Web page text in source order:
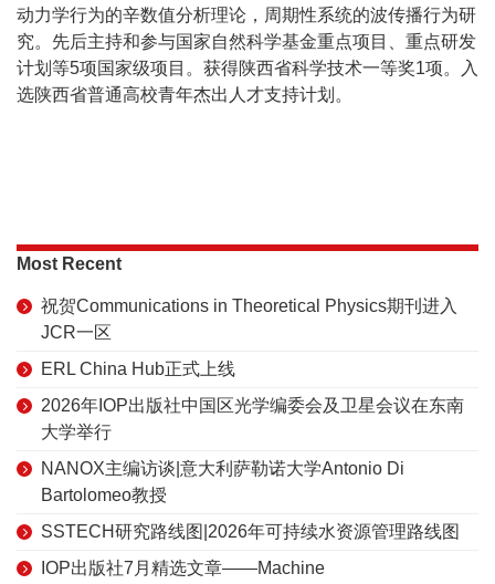
动力学行为的辛数值分析理论，周期性系统的波传播行为研
究。先后主持和参与国家自然科学基金重点项目、重点研发
计划等5项国家级项目。获得陕西省科学技术一等奖1项。入
选陕西省普通高校青年杰出人才支持计划。
Most Recent
祝贺Communications in Theoretical Physics期刊进入
JCR一区
ERL China Hub正式上线
2026年IOP出版社中国区光学编委会及卫星会议在东南
大学举行
NANOX主编访谈|意大利萨勒诺大学Antonio Di
Bartolomeo教授
SSTECH研究路线图|2026年可持续水资源管理路线图
IOP出版社7月精选文章——Machine